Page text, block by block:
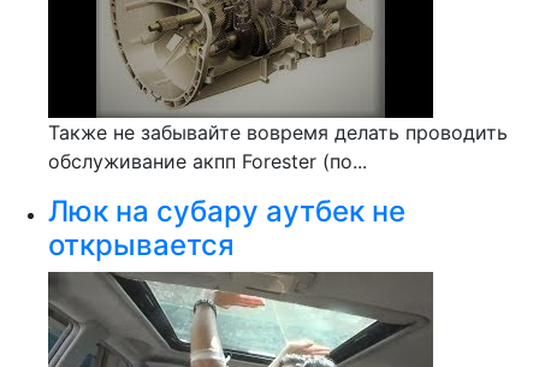
Также не забывайте вовремя делать проводить
обслуживание акпп Forester (по...
Люк на субару аутбек не
открывается